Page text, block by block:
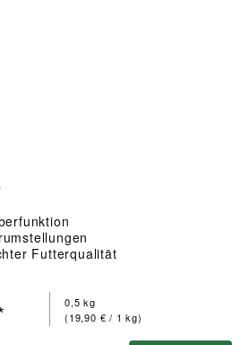
Futterqualität
0,5 kg
(19,90 € / 1 kg)